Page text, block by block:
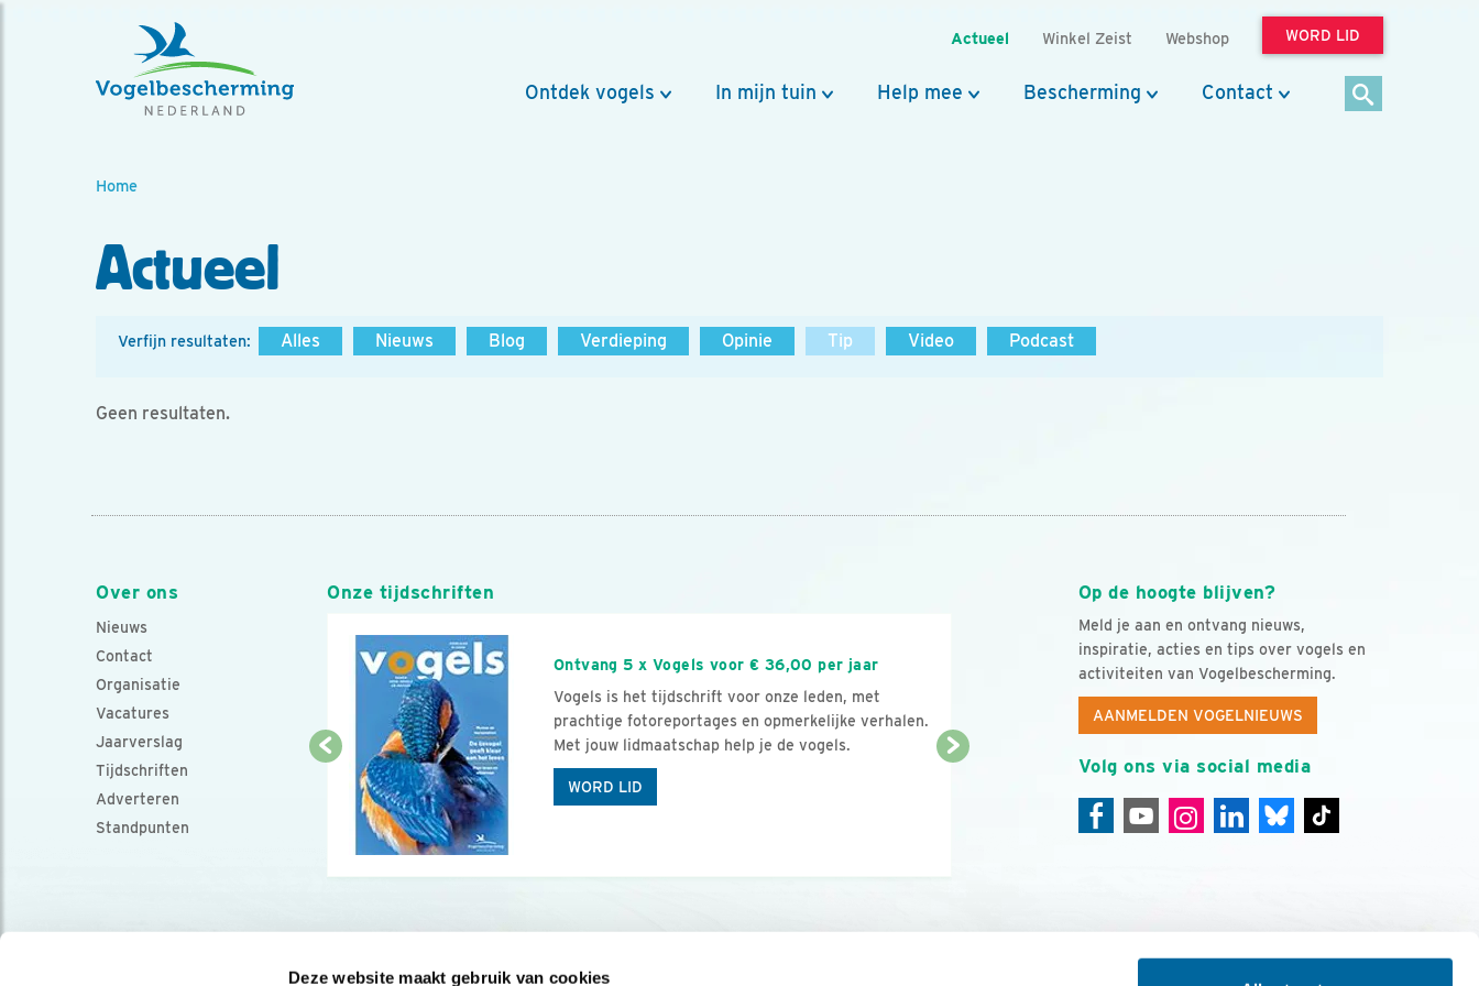
Deze website maakt gebruik van cookies
Actueel Winkel Zeist Webshop WORD LID
Ontdek vogels In mijn tuin Help mee Bescherming Contact
Home
Actueel
Verfijn resultaten: Alles Nieuws Blog Verdieping Opinie Tip Video Podcast
Geen resultaten.
Over ons
Nieuws
Contact
Organisatie
Vacatures
Jaarverslag
Tijdschriften
Adverteren
Standpunten
Op de hoogte blijven?
Meld je aan en ontvang nieuws,
inspiratie, acties en tips over vogels en
activiteiten van Vogelbescherming.
AANMELDEN VOGELNIEUWS
Volg ons via social media
Onze tijdschriften
Ontvang 5 x Vogels voor € 36,00 per jaar
Vogels is het tijdschrift voor onze leden, met
prachtige fotoreportages en opmerkelijke verhalen.
Met jouw lidmaatschap help je de vogels.
WORD LID